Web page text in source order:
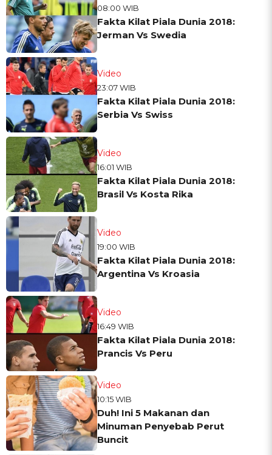
08:00 WIB
Fakta Kilat Piala Dunia 2018:
Jerman Vs Swedia
Video
23:07 WIB
Fakta Kilat Piala Dunia 2018:
Serbia Vs Swiss
Video
16:01 WIB
Fakta Kilat Piala Dunia 2018:
Brasil Vs Kosta Rika
Video
19:00 WIB
Fakta Kilat Piala Dunia 2018:
Argentina Vs Kroasia
Video
16:49 WIB
Fakta Kilat Piala Dunia 2018:
Prancis Vs Peru
Video
10:15 WIB
Duh! Ini 5 Makanan dan
Minuman Penyebab Perut
Buncit